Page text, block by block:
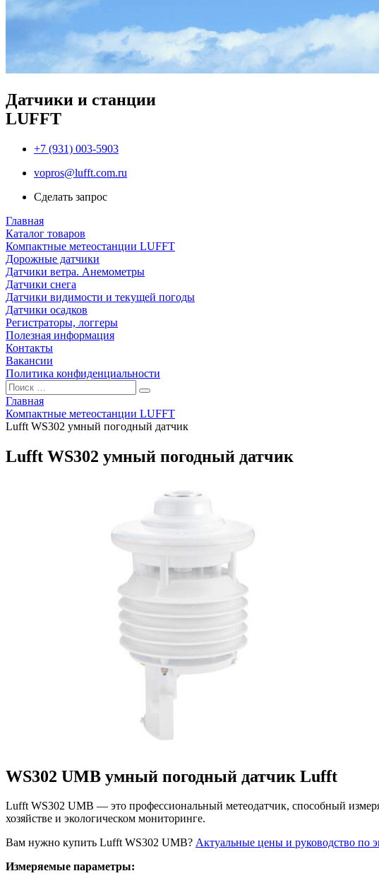
Датчики и станции
LUFFT
+7 (931) 003-5903
vopros@lufft.com.ru
Сделать запрос
Главная
Каталог товаров
Компактные метеостанции LUFFT
Дорожные датчики
Датчики ветра. Анемометры
Датчики снега
Датчики видимости и текущей погоды
Датчики осадков
Регистраторы, логгеры
Полезная информация
Контакты
Вакансии
Политика конфиденциальности
Главная
Компактные метеостанции LUFFT
Lufft WS302 умный погодный датчик
Lufft WS302 умный погодный датчик
WS302 UMB умный погодный датчик Lufft
Lufft WS302 UMB — это профессиональный метеодатчик, способный
хозяйстве и экологическом мониторинге.
Вам нужно купить Lufft WS302 UMB? Актуальные цены и руководство по
Измеряемые параметры: